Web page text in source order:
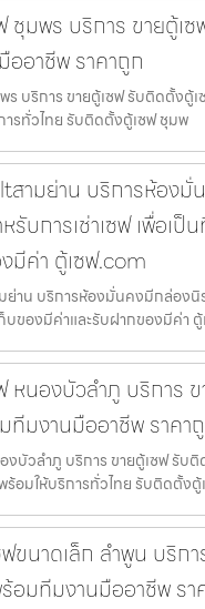
ชุมพร บริการ ขายตู้เ
อาชีพ ราคาถูก
บริการ ขายตู้เซฟ รับติดตั้งตู้
รทั่วไทย รับติดตั้งตู้เซฟ ชุมพ
สามย่าน บริการห้องมั่
รับการเช่าเซฟ เพื่อเ
มีค่า ตู้เซฟ.com
าน บริการห้องมั่นคงมีกล่องนิร
ก็บของมีค่าและรับฝากของมีค่า ตู้เ
หนองบัวลำภู บริการ
ทีมงานมืออาชีพ ราคา
งบัวลำภู บริการ ขายตู้เซฟ รับ
อมให้บริการทั่วไทย รับติดตั้งตู้
ขนาดเล็ก ลำพูน บริก
อมทีมงานมืออาชีพ รา